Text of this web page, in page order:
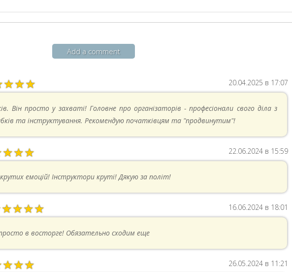
Add a comment
20.04.2025 в 17:07
Він просто у захваті! Головне про організаторів - професіонали свого діла з
та інструктування. Рекомендую початківцям та "продвинутим"!
22.06.2024 в 15:59
емоцій! Інструктори круті! Дякую за політ!
16.06.2024 в 18:01
в восторге! Обязательно сходим еще
26.05.2024 в 11:21